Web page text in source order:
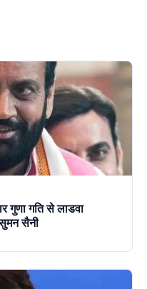
गुणा गति से लाडवा
सैनी